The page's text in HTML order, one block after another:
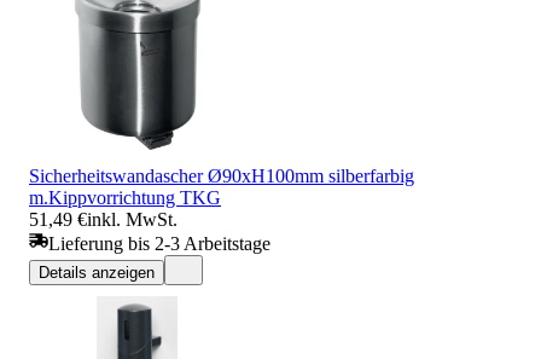
Sicherheitswandascher Ø90xH100mm silberfarbig
m.Kippvorrichtung TKG
51,49 €inkl. MwSt.
Lieferung bis 2-3 Arbeitstage
Details anzeigen